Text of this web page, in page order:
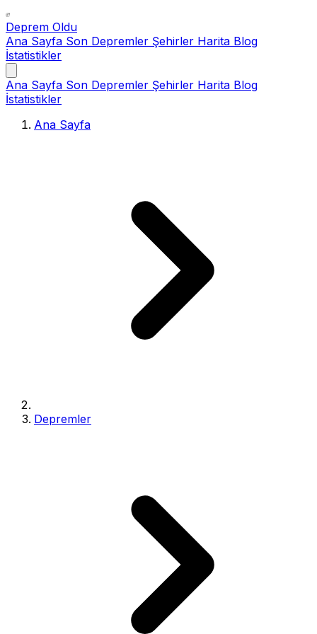
Deprem Oldu
Ana Sayfa Son Depremler Şehirler Harita Blog
İstatistikler
Ana Sayfa Son Depremler Şehirler Harita Blog
İstatistikler
Ana Sayfa
Depremler